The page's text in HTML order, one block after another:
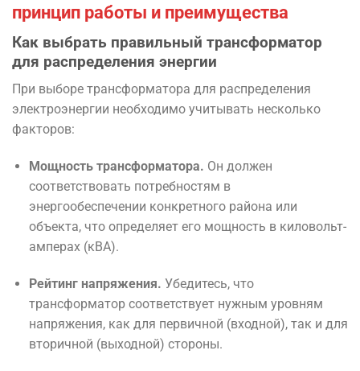
принцип работы и преимущества
Как выбрать правильный трансформатор
для распределения энергии
При выборе трансформатора для распределения
электроэнергии необходимо учитывать несколько
факторов:
Мощность трансформатора. Он должен
соответствовать потребностям в
энергообеспечении конкретного района или
объекта, что определяет его мощность в киловольт-
амперах (кВА).
Рейтинг напряжения. Убедитесь, что
трансформатор соответствует нужным уровням
напряжения, как для первичной (входной), так и для
вторичной (выходной) стороны.